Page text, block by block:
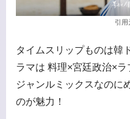
引用
タイムスリップものは韓
ラマは 料理×宮廷政治×ラ
ジャンルミックスなのに
のが魅力！